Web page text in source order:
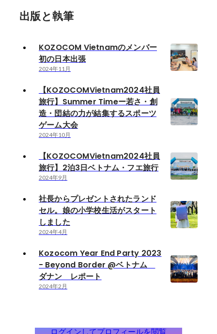
出版と執筆
KOZOCOM Vietnamのメンバー
初の日本出張
2024年11月
【KOZOCOMVietnam2024社員
旅行】Summer Timeー若さ・創
造・団結の力が結集するスポーツ
ゲーム大会
2024年10月
【KOZOCOMVietnam2024社員
旅行】2泊3日ベトナム・フエ旅行
2024年9月
社長からプレゼントされたランド
セル。娘の小学校生活がスタート
しました
2024年4月
Kozocom Year End Party 2023
- Beyond Border @ベトナム
ダナン レポート
2024年2月
ログインしてプロフィールを閲覧